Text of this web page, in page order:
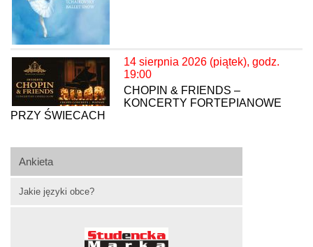
Ankieta
Jakie języki obce?
14 sierpnia 2026 (piątek), godz.
19:00
CHOPIN & FRIENDS –
KONCERTY FORTEPIANOWE
PRZY ŚWIECACH